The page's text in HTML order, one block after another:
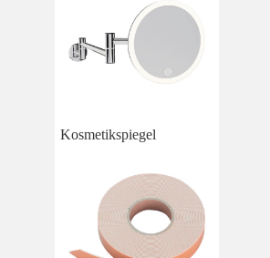
Kosmetikspiegel